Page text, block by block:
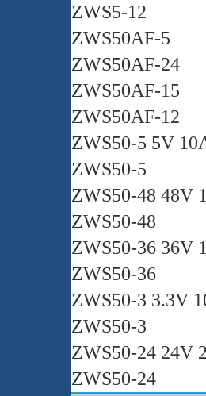
ZWS5-12
ZWS50AF-5
ZWS50AF-24
ZWS50AF-15
ZWS50AF-12
ZWS50-5 5V
ZWS50-5
ZWS50-48 48V
ZWS50-48
ZWS50-36 36V
ZWS50-36
ZWS50-3 3.3V
ZWS50-3
ZWS50-24 24V
ZWS50-24